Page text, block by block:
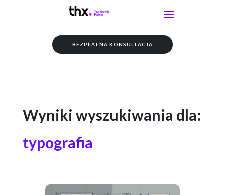
BEZPŁATNA KONSULTACJA
Wyniki wyszukiwania dla:
typografia